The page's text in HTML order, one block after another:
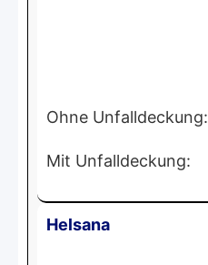
Ohne Unfalldeckung:
Mit Unfalldeckung:
Helsana